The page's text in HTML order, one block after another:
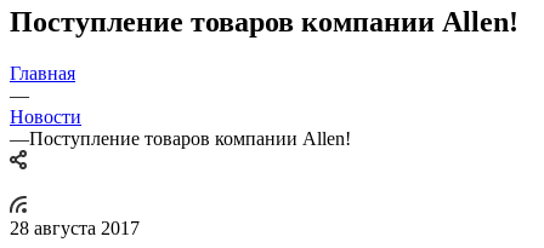
Поступление товаров компании Allen!
Главная
—
Новости
—Поступление товаров компании Allen!
28 августа 2017